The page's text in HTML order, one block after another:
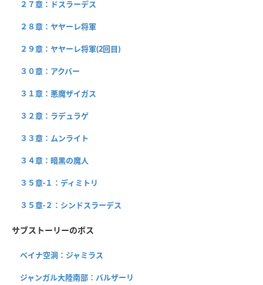
２７章：ドスラーデス
２８章：ヤヤーレ将軍
２９章：ヤヤーレ将軍(2回目)
３０章：アクバー
３１章：悪魔ザイガス
３２章：ラデュラゲ
３３章：ムンライト
３４章：暗黒の魔人
３５章-１：ディミトリ
３５章-２：シンドスラーデス
サブストーリーのボス
ベイナ空洞：ジャミラス
ジャンガル大陸南部：バルザーリ